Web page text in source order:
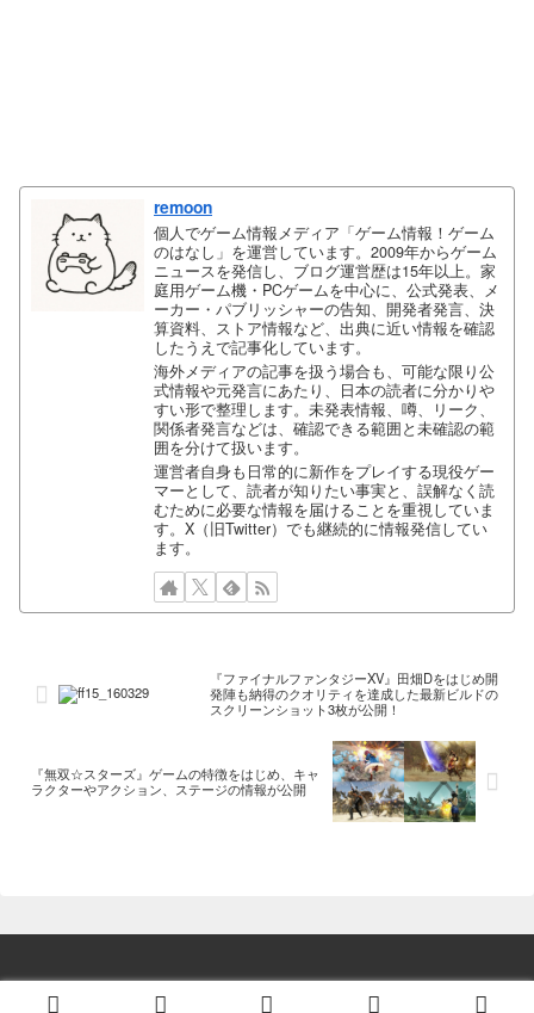
remoon
個人でゲーム情報メディア「ゲーム情報！ゲーム
のはなし」を運営しています。2009年からゲーム
ニュースを発信し、ブログ運営歴は15年以上。家
庭用ゲーム機・PCゲームを中心に、公式発表、メ
ーカー・パブリッシャーの告知、開発者発言、決
算資料、ストア情報など、出典に近い情報を確認
したうえで記事化しています。
海外メディアの記事を扱う場合も、可能な限り公
式情報や元発言にあたり、日本の読者に分かりや
すい形で整理します。未発表情報、噂、リーク、
関係者発言などは、確認できる範囲と未確認の範
囲を分けて扱います。
運営者自身も日常的に新作をプレイする現役ゲー
マーとして、読者が知りたい事実と、誤解なく読
むために必要な情報を届けることを重視していま
す。X（旧Twitter）でも継続的に情報発信してい
ます。
『ファイナルファンタジーXV』田畑Dをはじめ開
発陣も納得のクオリティを達成した最新ビルドの
スクリーンショット3枚が公開！
『無双☆スターズ』ゲームの特徴をはじめ、キャ
ラクターやアクション、ステージの情報が公開
© 2014 ゲーム情報！ゲームのはなし.